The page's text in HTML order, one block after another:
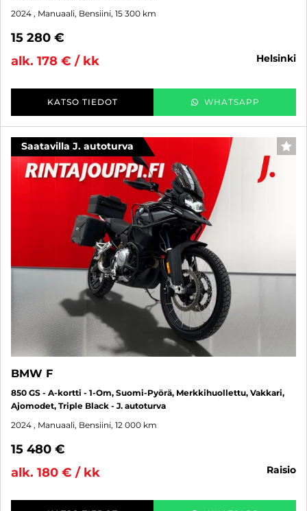
2024 , Manuaali, Bensiini, 15 300 km
15 280 €
alk. 178 € / kk
helsinki
KATSO TIEDOT WHATSAPP
Saatavilla J. autoturva
BMW F
850 GS - A-kortti - 1-Om, Suomi-Pyörä, Merkkihuollettu, Vakkari,
Ajomodet, Triple Black - J. autoturva
2024 , Manuaali, Bensiini, 12 000 km
15 480 €
alk. 180 € / kk
raisio